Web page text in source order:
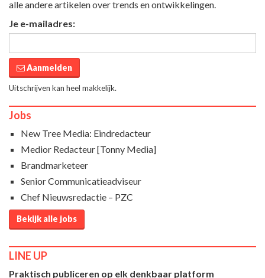
alle andere artikelen over trends en ontwikkelingen.
Je e-mailadres:
Aanmelden
Uitschrijven kan heel makkelijk.
Jobs
New Tree Media: Eindredacteur
Medior Redacteur [Tonny Media]
Brandmarketeer
Senior Communicatieadviseur
Chef Nieuwsredactie – PZC
Bekijk alle jobs
LINE UP
Praktisch publiceren op elk denkbaar platform